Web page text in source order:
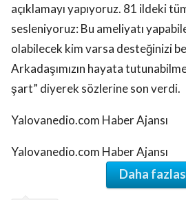
açıklamayı yapıyoruz. 81 ildeki
sesleniyoruz: Bu ameliyatı
olabilecek kim varsa desteğinizi
Arkadaşımızın hayata
şart” diyerek sözlerine son verdi.
Yalovanedio.com Haber Ajansı
Yalovanedio.com Haber Ajansı
Daha